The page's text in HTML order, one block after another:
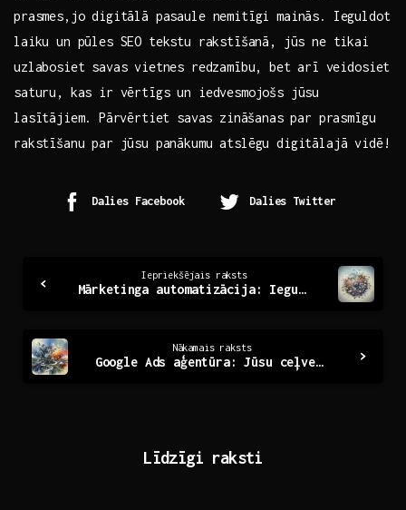
prasmes,jo digitālā pasaule nemitīgi‍ mainās. Ieguldot
laiku​ un pūles SEO tekstu⁣ rakstīšanā, jūs ne tikai
uzlabosiet savas vietnes ⁢redzamību,‍ bet​ arī⁤ veidosiet
saturu, kas ir vērtīgs un iedvesmojošs jūsu
lasītājiem.⁤ Pārvērtiet ⁣savas zināšanas par prasmīgu
rakstīšanu par jūsu panākumu atslēgu ‌digitālajā⁣ vidē!
Dalies Facebook Dalies Twitter
Reading
Iepriekšējais raksts
Mārketinga automatizācija: Ieguvumi un izaicinājumi
Nākamais raksts
Google Ads aģentūra: Jūsu ceļvedis digitālajā reklāmā
Līdzīgi raksti